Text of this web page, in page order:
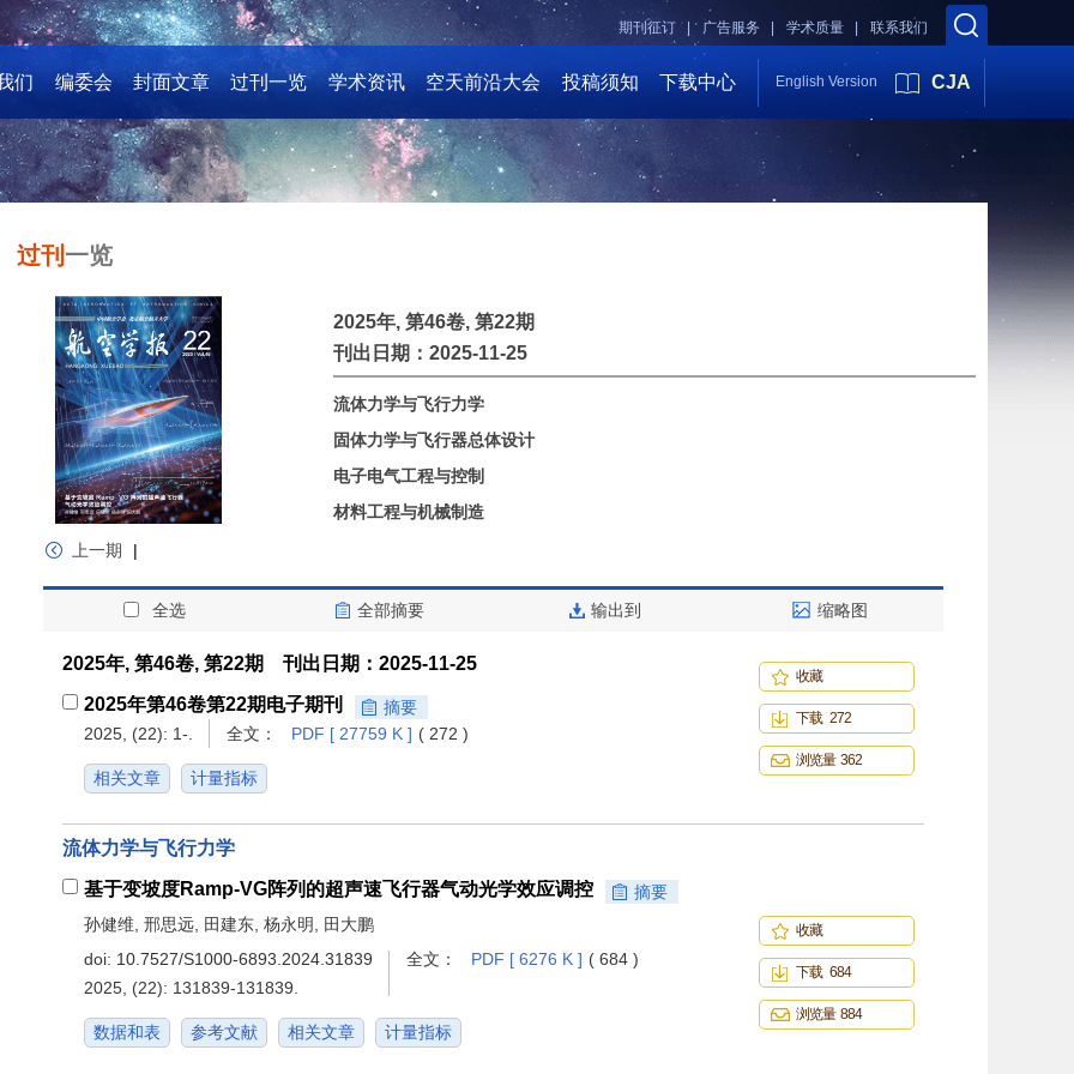
联系我们
学术质量 |
广告服务 |
期刊征订 |
们 编委会 封面文章 过刊一览 学术资讯 空天前沿大会 投稿须知 下载中心 English Version CJA
过刊 一览
2025年, 第46卷, 第22期
刊出日期：2025-11-25
流体力学与飞行力学
固体力学与飞行器总体设计
电子电气工程与控制
材料工程与机械制造
上一期
|
全选 全部摘要 输出到 缩略图
2025年, 第46卷, 第22期 刊出日期：2025-11-25
2025年第46卷第22期电子期刊
摘要
2025, (22): 1-.
全文： PDF [ 27759 K ] ( 272 )
相关文章 计量指标
收藏
下载 272
浏览量 362
流体力学与飞行力学
基于变坡度Ramp-VG阵列的超声速飞行器气动光学效应调控
摘要
孙健维, 邢思远, 田建东, 杨永明, 田大鹏
doi: 10.7527/S1000-6893.2024.31839
2025, (22): 131839-131839.
全文： PDF [ 6276 K ] ( 684 )
数据和表 参考文献 相关文章 计量指标
收藏
下载 684
浏览量 884